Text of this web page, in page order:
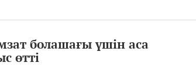
болашағы үшін аса
өтті